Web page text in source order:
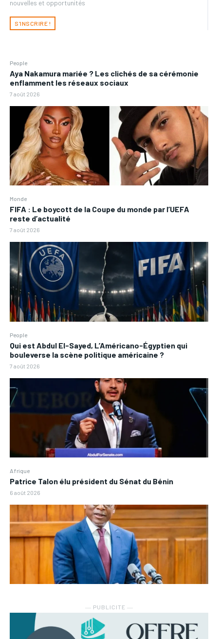
nouvelles et opportunités
S'INSCRIRE !
People
Aya Nakamura mariée ? Les clichés de sa cérémonie
enflamment les réseaux sociaux
7 août 2026
Monde
FIFA : Le boycott de la Coupe du monde par l’UEFA
reste d’actualité
7 août 2026
People
Qui est Abdul El-Sayed, L’Américano-Égyptien qui
bouleverse la scène politique américaine ?
7 août 2026
Afrique
Patrice Talon élu président du Sénat du Bénin
6 août 2026
― PUBLICITE ―